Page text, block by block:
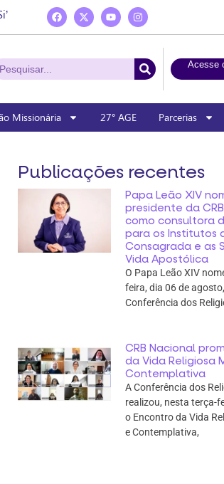
Acesse
Missionária 27° AGE Parcerias
Publicações recentes
Papa Leão XIV
presidente da
como consultora
para os Institutos
Consagrada e as
Vida Apostólica
O Papa Leão XIV
feira, dia 06 de
Conferência dos
CRB Nacional
da Vida Religiosa
Contemplativa
A Conferência dos
realizou, nesta terça-
o Encontro da Vida
e Contemplativa,